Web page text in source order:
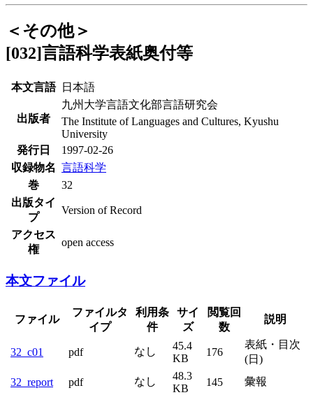
＜その他＞
[032]言語科学表紙奥付等
本文言語 日本語
出版者
九州大学言語文化部言語研究会
The Institute of Languages and Cultures, Kyushu
University
発行日
1997-02-26
収録物名 言語科学
巻
32
出版タイ
プ
Version of Record
アクセス
権
open access
本文ファイル
ファイル
ファイルタ
イプ
利用条
件
サイ
ズ
閲覧回
数
説明
32_c01 pdf なし
45.4
KB
176
表紙・目次
(日)
32_report
pdf なし
48.3
KB
145 彙報